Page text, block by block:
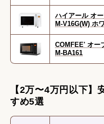
ハイアール オ
M-
COMFEE' オー
M-BA161
【2万〜4万円以下】
すめ5選